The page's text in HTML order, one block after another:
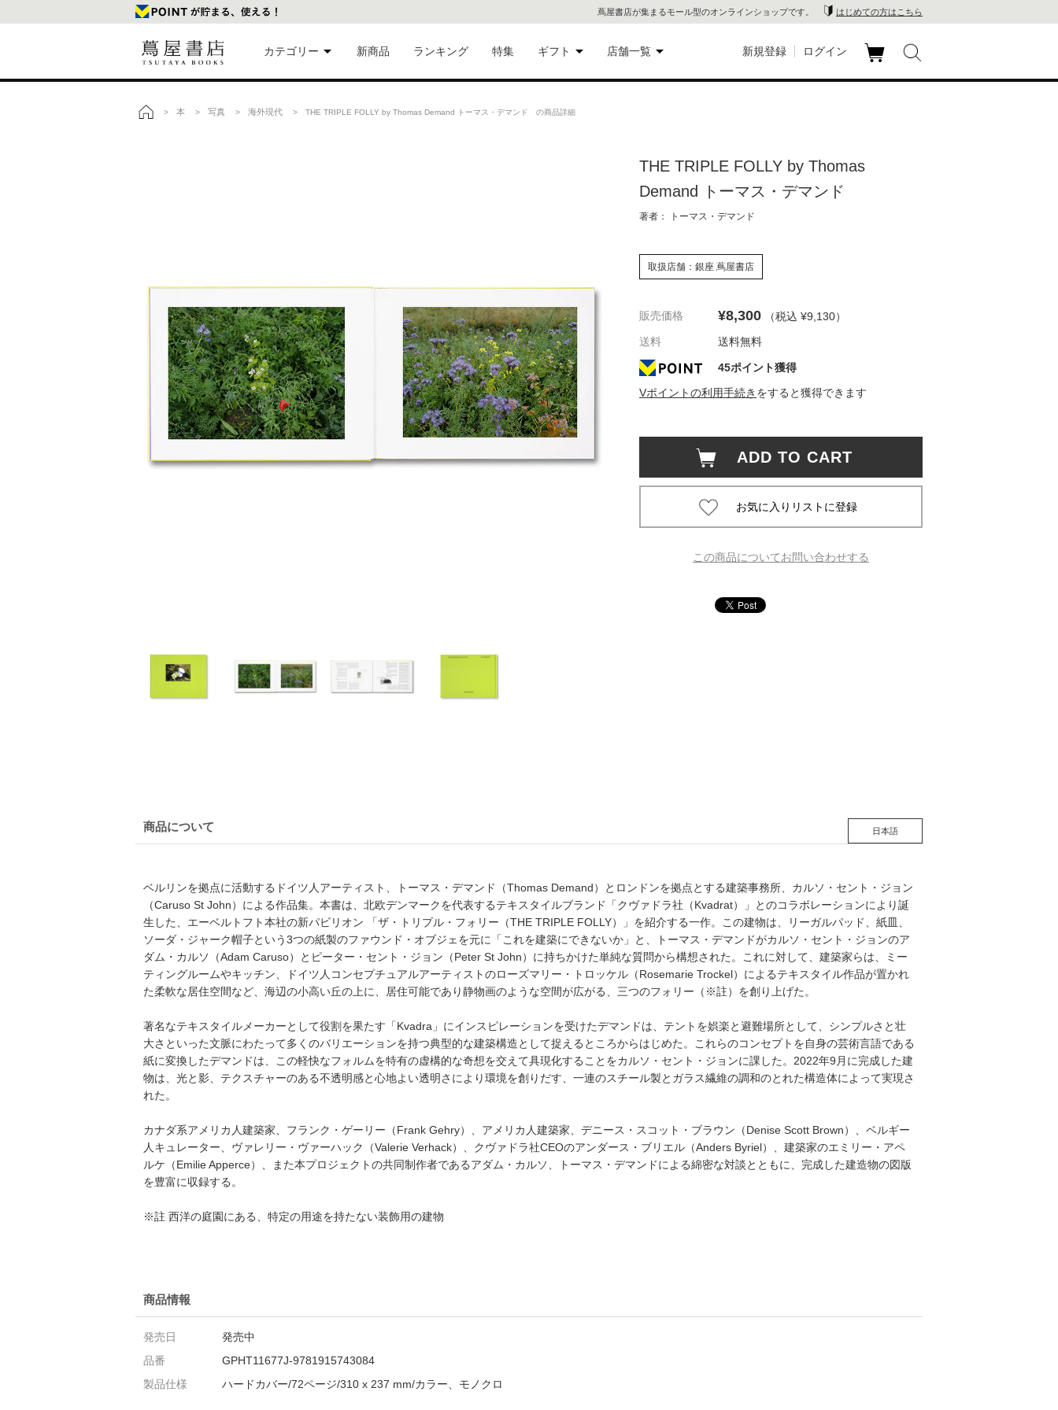
蔦屋書店が集まるモール型のオンラインショップです。 はじめての方はこちら
カテゴリー
美術品
文具
雑貨
家電
食品
新商品 ランキング 特集 ギフト
ギフトにおすすめ
店舗一覧
代官山 蔦
屋書店
書店
六本木 蔦
京都 蔦屋
京都岡崎
枚方 蔦屋
新規登録 ログイン
> 本 > 写真 > 海外現代 > THE TRIPLE FOLLY by Thomas Demand トーマス・デマンド の商品詳細
THE TRIPLE FOLLY by Thomas
Demand トーマス・デマンド
著者： トーマス・デマンド
取扱店舗：銀座 蔦屋書店
販売価格 ¥8,300 （税込 ¥9,130）
送料
送料無料
45ポイント獲得
Vポイントの利用手続き をすると獲得できます
ADD TO CART
この商品についてお問い合わせする
商品について 日本語
ベルリンを拠点に活動するドイツ人アーティスト、トーマス・デマンド（Thomas Demand）とロンドンを拠点とする建築事務所、カルソ・セント・ジョン
（Caruso St John）による作品集。本書は、北欧デンマークを代表するテキスタイルブランド「クヴァドラ社（Kvadrat）」とのコラボレーションにより誕
生した、エーベルトフト本社の新パビリオン 「ザ・トリプル・フォリー（THE TRIPLE FOLLY）」を紹介する一作。この建物は、リーガルパッド、紙皿、
ソーダ・ジャーク帽子という3つの紙製のファウンド・オブジェを元に「これを建築にできないか」と、トーマス・デマンドがカルソ・セント・ジョンのア
ダム・カルソ（Adam Caruso）とピーター・セント・ジョン（Peter St John）に持ちかけた単純な質問から構想された。これに対して、建築家らは、ミー
ティングルームやキッチン、ドイツ人コンセプチュアルアーティストのローズマリー・トロッケル（Rosemarie Trockel）によるテキスタイル作品が置かれ
た柔軟な居住空間など、海辺の小高い丘の上に、居住可能であり静物画のような空間が広がる、三つのフォリー（※註）を創り上げた。
著名なテキスタイルメーカーとして役割を果たす「Kvadra」にインスピレーションを受けたデマンドは、テントを娯楽と避難場所として、シンプルさと壮
大さといった文脈にわたって多くのバリエーションを持つ典型的な建築構造として捉えるところからはじめた。これらのコンセプトを自身の芸術言語である
紙に変換したデマンドは、この軽快なフォルムを特有の虚構的な奇想を交えて具現化することをカルソ・セント・ジョンに課した。2022年9月に完成した建
物は、光と影、テクスチャーのある不透明感と心地よい透明さにより環境を創りだす、一連のスチール製とガラス繊維の調和のとれた構造体によって実現さ
れた。
カナダ系アメリカ人建築家、フランク・ゲーリー（Frank Gehry）、アメリカ人建築家、デニース・スコット・ブラウン（Denise Scott Brown）、ベルギー
人キュレーター、ヴァレリー・ヴァーハック（Valerie Verhack）、クヴァドラ社CEOのアンダース・ブリエル（Anders Byriel）、建築家のエミリー・アペ
ルケ（Emilie Apperce）、また本プロジェクトの共同制作者であるアダム・カルソ、トーマス・デマンドによる綿密な対談とともに、完成した建造物の図版
を豊富に収録する。
※註 西洋の庭園にある、特定の用途を持たない装飾用の建物
商品情報
発売日
発売中
品番
GPHT11677J-9781915743084
製品仕様
ハードカバー/72ページ/310 x 237 mm/カラー、モノクロ